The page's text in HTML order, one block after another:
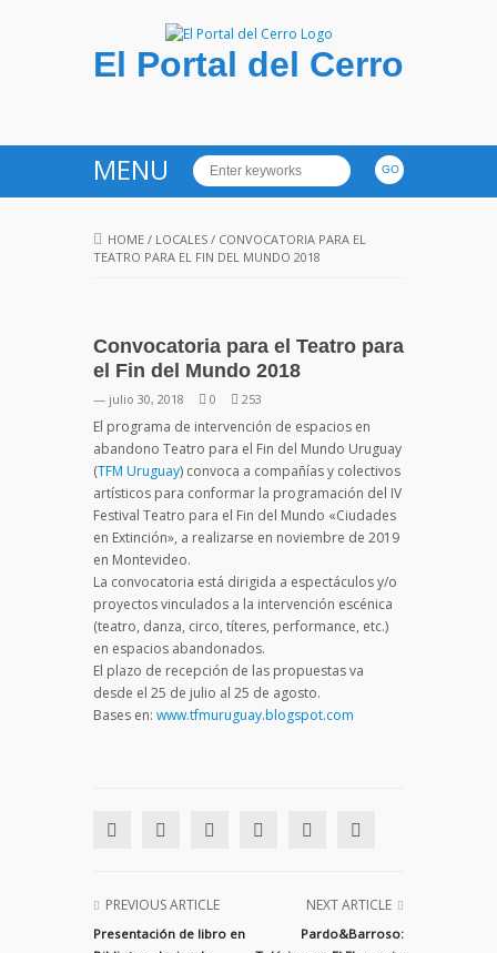
El Portal del Cerro
MENU
HOME / LOCALES / CONVOCATORIA PARA EL
TEATRO PARA EL FIN DEL MUNDO 2018
Convocatoria para el Teatro para
el Fin del Mundo 2018
— julio 30, 2018 0 253
El programa de intervención de espacios en
abandono Teatro para el Fin del Mundo Uruguay
(TFM Uruguay) convoca a compañías y colectivos
artísticos para conformar la programación del IV
Festival Teatro para el Fin del Mundo «Ciudades
en Extinción», a realizarse en noviembre de 2019
en Montevideo.
La convocatoria está dirigida a espectáculos y/o
proyectos vinculados a la intervención escénica
(teatro, danza, circo, títeres, performance, etc.)
en espacios abandonados.
El plazo de recepción de las propuestas va
desde el 25 de julio al 25 de agosto.
Bases en: www.tfmuruguay.blogspot.com
PREVIOUS ARTICLE
Presentación de libro en
NEXT ARTICLE
Pardo&Barroso: